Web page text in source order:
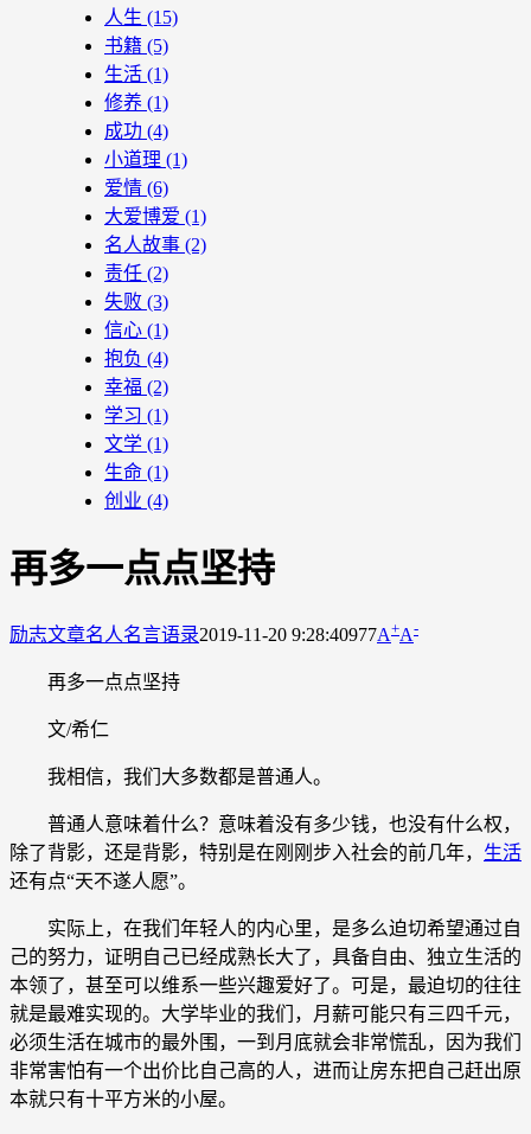
人生 (15)
书籍 (5)
生活 (1)
修养 (1)
成功 (4)
小道理 (1)
爱情 (6)
大爱博爱 (1)
名人故事 (2)
责任 (2)
失败 (3)
信心 (1)
抱负 (4)
幸福 (2)
学习 (1)
文学 (1)
生命 (1)
创业 (4)
再多一点点坚持
励志文章名人名言语录2019-11-20 9:28:40977A+A-
再多一点点坚持
文/希仁
我相信，我们大多数都是普通人。
普通人意味着什么？意味着没有多少钱，也没有什么权，
除了背影，还是背影，特别是在刚刚步入社会的前几年， 生活
还有点“天不遂人愿”。
实际上，在我们年轻人的内心里，是多么迫切希望通过自
己的努力，证明自己已经成熟长大了，具备自由、独立生活的
本领了，甚至可以维系一些兴趣爱好了。可是，最迫切的往往
就是最难实现的。大学毕业的我们，月薪可能只有三四千元，
必须生活在城市的最外围，一到月底就会非常慌乱，因为我们
非常害怕有一个出价比自己高的人，进而让房东把自己赶出原
本就只有十平方米的小屋。